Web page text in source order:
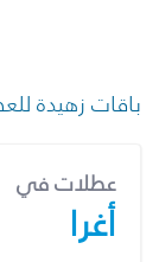
باقات زهيدة
عطلات في
أغرا